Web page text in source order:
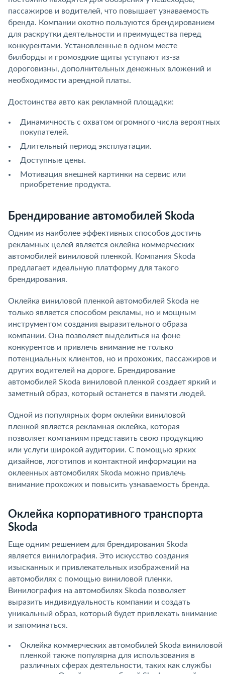
пассажиров и водителей, что повышает узнаваемость
бренда. Компании охотно пользуются брендированием
для раскрутки деятельности и преимущества перед
конкурентами. Установленные в одном месте
билборды и громоздкие щиты уступают из-за
дороговизны, дополнительных денежных вложений и
необходимости арендной платы.
Достоинства авто как рекламной площадки:
Динамичность с охватом огромного числа вероятных
покупателей.
Длительный период эксплуатации.
Доступные цены.
Мотивация внешней картинки на сервис или
приобретение продукта.
Брендирование автомобилей Skoda
Одним из наиболее эффективных способов достичь
рекламных целей является оклейка коммерческих
автомобилей виниловой пленкой. Компания Skoda
предлагает идеальную платформу для такого
брендирования.
Оклейка виниловой пленкой автомобилей Skoda не
только является способом рекламы, но и мощным
инструментом создания выразительного образа
компании. Она позволяет выделиться на фоне
конкурентов и привлечь внимание не только
потенциальных клиентов, но и прохожих, пассажиров и
других водителей на дороге. Брендирование
автомобилей Skoda виниловой пленкой создает яркий и
заметный образ, который останется в памяти людей.
Одной из популярных форм оклейки виниловой
пленкой является рекламная оклейка, которая
позволяет компаниям представить свою продукцию
или услуги широкой аудитории. С помощью ярких
дизайнов, логотипов и контактной информации на
оклеенных автомобилях Skoda можно привлечь
внимание прохожих и повысить узнаваемость бренда.
Оклейка корпоративного транспорта
Skoda
Еще одним решением для брендирования Skoda
является винилография. Это искусство создания
изысканных и привлекательных изображений на
автомобилях с помощью виниловой пленки.
Винилография на автомобилях Skoda позволяет
выразить индивидуальность компании и создать
уникальный образ, который будет привлекать внимание
и запоминаться.
Оклейка коммерческих автомобилей Skoda виниловой
пленкой также популярна для использования в
различных сферах деятельности, таких как службы